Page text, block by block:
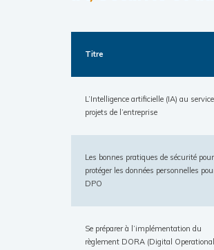
Titre
L’Intelligence artificielle (IA) au
projets de l’entreprise
Les bonnes pratiques de sécurité pour
protéger les données personnelles
DPO
Se préparer à l’implémentation du
règlement DORA (Digital Operational